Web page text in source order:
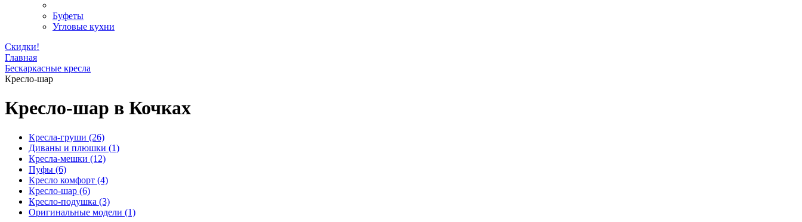
Буфеты
Угловые кухни
Скидки!
Главная
Бескаркасные кресла
Кресло-шар
Кресло-шар в Кочках
Кресла-груши (26)
Диваны и плюшки (1)
Кресла-мешки (12)
Пуфы (6)
Кресло комфорт (4)
Кресло-шар (6)
Кресло-подушка (3)
Оригинальные модели (1)